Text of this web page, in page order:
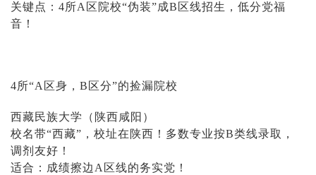
关键点： 4所A区院校“伪装”成B区线招生，低分党福
音！
4所“A区身，B区分”的捡漏院校
西藏民族大学（陕西咸阳）
校名带“西藏”，校址在陕西！多数专业按B类线录取，
调剂友好！
适合：成绩擦边 A区线的务实党！